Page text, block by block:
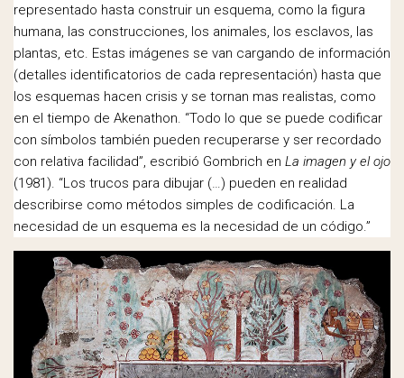
representado hasta construir un esquema, como la figura
humana, las construcciones, los animales, los esclavos, las
plantas, etc. Estas imágenes se van cargando de información
(detalles identificatorios de cada representación) hasta que
los esquemas hacen crisis y se tornan mas realistas, como
en el tiempo de Akenathon. “Todo lo que se puede codificar
con símbolos también pueden recuperarse y ser recordado
con relativa facilidad”, escribió Gombrich en La imagen y el ojo
(1981). “Los trucos para dibujar (…) pueden en realidad
describirse como métodos simples de codificación. La
necesidad de un esquema es la necesidad de un código.”